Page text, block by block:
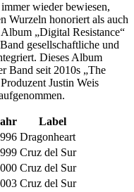
wieder bewiesen,
Wurzeln honoriert als auch
„Digital Resistance“
gesellschaftliche und
Dieses Album
Band seit 2010s „The
Justin Weis
Label
Dragonheart
Cruz del Sur
Cruz del Sur
Cruz del Sur